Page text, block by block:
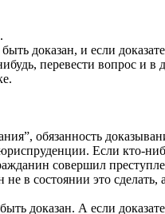
доказан, и если
перевести вопрос и
обязанность
Если кто-
совершил
в состоянии это сделать,
доказан. А если